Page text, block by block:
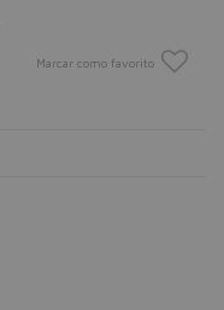
Marcar como favorito